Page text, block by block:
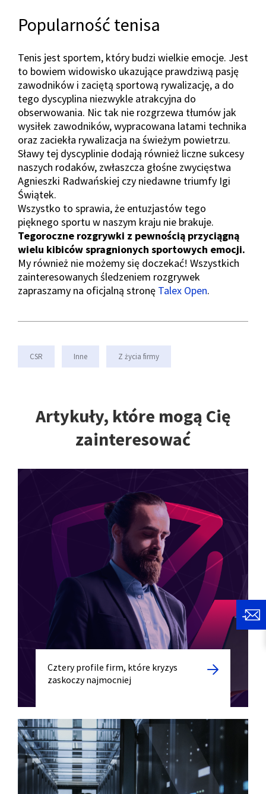
Popularność tenisa
Tenis jest sportem, który budzi wielkie emocje. Jest
to bowiem widowisko ukazujące prawdziwą pasję
zawodników i zaciętą sportową rywalizację, a do
tego dyscyplina niezwykle atrakcyjna do
obserwowania. Nic tak nie rozgrzewa tłumów jak
wysiłek zawodników, wypracowana latami technika
oraz zaciekła rywalizacja na świeżym powietrzu.
Sławy tej dyscyplinie dodają również liczne sukcesy
naszych rodaków, zwłaszcza głośne zwycięstwa
Agnieszki Radwańskiej czy niedawne triumfy Igi
Świątek.
Wszystko to sprawia, że entuzjastów tego
pięknego sportu w naszym kraju nie brakuje.
Tegoroczne rozgrywki z pewnością przyciągną
wielu kibiców spragnionych sportowych emocji.
My również nie możemy się doczekać! Wszystkich
zainteresowanych śledzeniem rozgrywek
zapraszamy na oficjalną stronę Talex Open.
CSR Inne Z życia firmy
Artykuły, które mogą Cię
zainteresować
Cztery profile firm, które kryzys
zaskoczy najmocniej